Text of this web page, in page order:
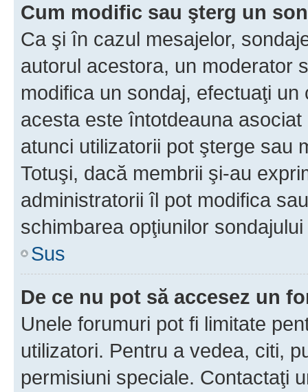
Cum modific sau şterg un
Ca şi în cazul mesajelor,
autorul acestora, un moderator
modifica un sondaj, efectuaţi
acesta este întotdeauna
atunci utilizatorii pot şterge sau
Totuşi, dacă membrii şi-au
administratorii îl pot modifica
schimbarea opţiunilor
Sus
De ce nu pot să accesez un
Unele forumuri pot fi limitate
utilizatori. Pentru a vedea, citi,
permisiuni speciale. Contactaţi